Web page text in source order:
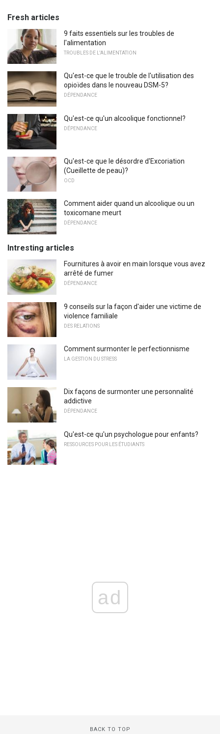
Fresh articles
9 faits essentiels sur les troubles de
l'alimentation
TROUBLES DE L'ALIMENTATION
Qu'est-ce que le trouble de l'utilisation des
opioïdes dans le nouveau DSM-5?
DÉPENDANCE
Qu'est-ce qu'un alcoolique fonctionnel?
DÉPENDANCE
Qu'est-ce que le désordre d'Excoriation
(Cueillette de peau)?
OCD
Comment aider quand un alcoolique ou un
toxicomane meurt
DÉPENDANCE
Intresting articles
Fournitures à avoir en main lorsque vous avez
arrêté de fumer
DÉPENDANCE
9 conseils sur la façon d'aider une victime de
violence familiale
DES RELATIONS
Comment surmonter le perfectionnisme
LA GESTION DU STRESS
Dix façons de surmonter une personnalité
addictive
DÉPENDANCE
Qu'est-ce qu'un psychologue pour enfants?
RESSOURCES POUR LES ÉTUDIANTS
ad
BACK TO TOP